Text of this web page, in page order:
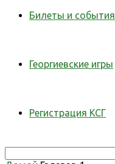
Билеты и события
Георгиевские игры
Регистрация КСГ